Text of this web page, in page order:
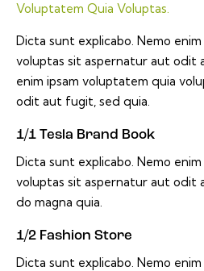
Voluptatem Quia Voluptas.
Dicta sunt explicabo. Nemo
voluptas sit aspernatur aut odit
enim ipsam voluptatem quia
odit aut fugit, sed quia.
1/1 Tesla Brand Book
Dicta sunt explicabo. Nemo
voluptas sit aspernatur aut odit
do magna quia.
1/2 Fashion Store
Dicta sunt explicabo. Nemo